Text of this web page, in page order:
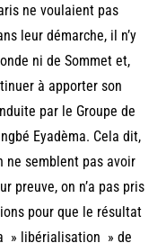
ne voulaient pas
leur démarche, il n’y
ni de Sommet et,
à apporter son
par le Groupe de
Eyadèma. Cela dit,
ne semblent pas avoir
preuve, on n’a pas pris
pour que le résultat
» libérialisation » de